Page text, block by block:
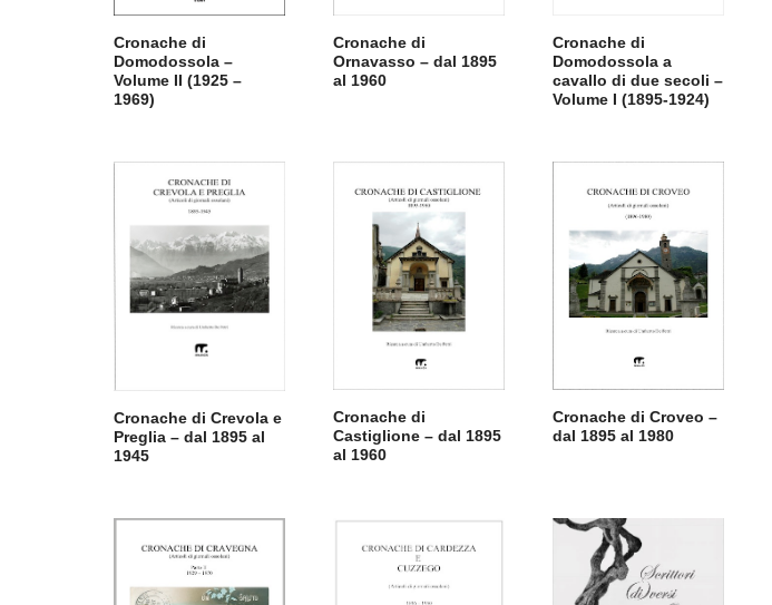
Cronache di
Domodossola –
Volume II (1925 –
1969)
Cronache di
Ornavasso – dal 1895
al 1960
Cronache di
Domodossola a
cavallo di due secoli –
Volume I (1895-1924)
Cronache di Crevola e
Preglia – dal 1895 al
1945
Cronache di
Castiglione – dal 1895
al 1960
Cronache di Croveo –
dal 1895 al 1980